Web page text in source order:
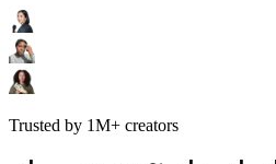
Trusted by 1M+ creators